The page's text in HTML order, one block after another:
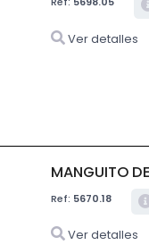
Ver detalles
MANGUITO
Ref: 5670.18
Ver detalles